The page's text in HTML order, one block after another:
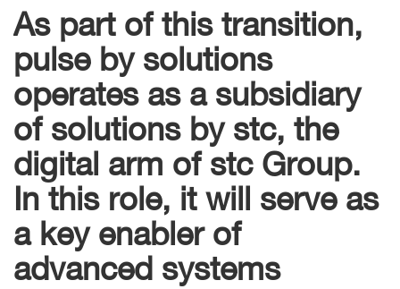
As part of this transition,
pulse by solutions
operates as a subsidiary
of solutions by stc, the
digital arm of stc Group.
In this role, it will serve as
a key enabler of
advanced systems